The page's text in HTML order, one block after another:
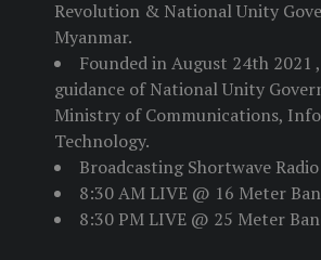
Revolution & National Unity
Myanmar.
Founded in August 24th 2021
guidance of National Unity
Ministry of Communications,
Technology.
Broadcasting Shortwave
8:30 AM LIVE @ 16 Meter
8:30 PM LIVE @ 25 Meter